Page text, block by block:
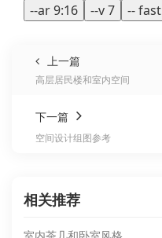
--ar 9:16
--v 7 -- fast
上一篇
高层居民楼和室内空间
下一篇
空间设计组图参考
相关推荐